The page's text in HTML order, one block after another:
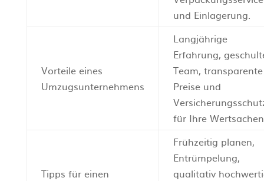
und Einlagerung.
Vorteile eines
Umzugsunternehmens
Langjährige
Erfahrung,
Team, transparente
Preise und
für Ihre
Tipps für einen
Frühzeitig planen,
Entrümpelung,
qualitativ